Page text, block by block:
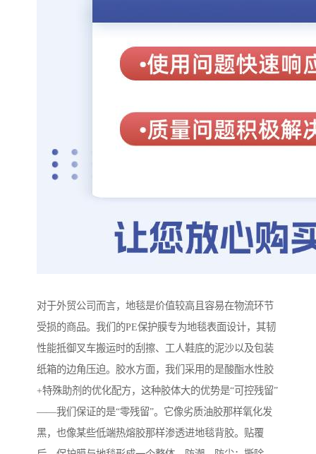
对于外贸公司而言，地毯是价值较高且容易在物流环节
受损的商品。我们的PE保护膜专为地毯表面设计，其韧
性能抵御叉车搬运时的刮擦、工人鞋底的泥沙以及包装
纸箱的边角压迫。胶水方面，我们采用的是酸酯水性胶
+特殊助剂的优化配方，这种胶体大的优势是“可控残留”
——我们保证的是“零残留”。它像劣质油胶那样氧化发
黑，也像某些低端热熔胶那样渗透进地毯背胶。贴覆